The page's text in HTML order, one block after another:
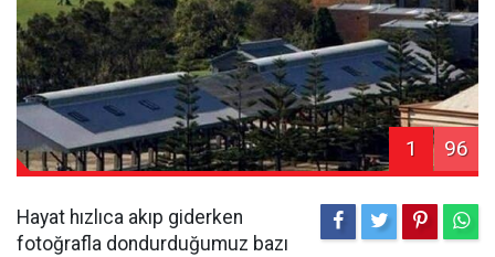
1 96
Hayat hızlıca akıp giderken
fotoğrafla dondurduğumuz bazı